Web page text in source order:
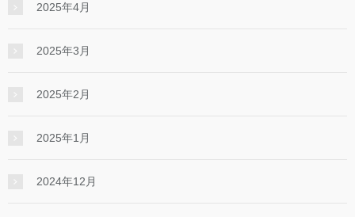
2025年4月
2025年3月
2025年2月
2025年1月
2024年12月